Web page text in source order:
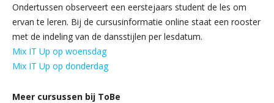
Ondertussen observeert een eerstejaars student de les om
ervan te leren. Bij de cursusinformatie online staat een rooster
met de indeling van de dansstijlen per lesdatum.
Mix IT Up op woensdag
Mix IT Up op donderdag
Meer cursussen bij ToBe